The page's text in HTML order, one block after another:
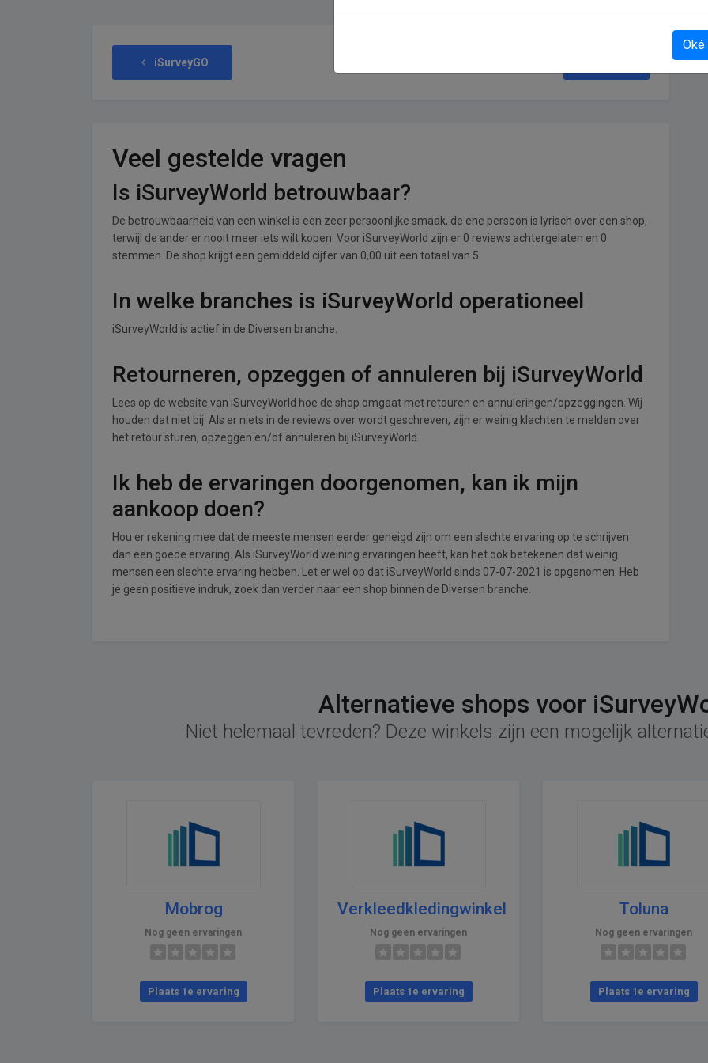
iSurveyGO
Veel gestelde vragen
Is iSurveyWorld betrouwbaar?
De betrouwbaarheid van een winkel is een zeer persoonlijke smaak, de ene persoon is lyrisch over een shop,
terwijl de ander er nooit meer iets wilt kopen. Voor iSurveyWorld zijn er 0 reviews achtergelaten en 0
stemmen. De shop krijgt een gemiddeld cijfer van 0,00 uit een totaal van 5.
In welke branches is iSurveyWorld operationeel
iSurveyWorld is actief in de Diversen branche.
Retourneren, opzeggen of annuleren bij iSurveyWorld
Lees op de website van iSurveyWorld hoe de shop omgaat met retouren en annuleringen/opzeggingen. Wij
houden dat niet bij. Als er niets in de reviews over wordt geschreven, zijn er weinig klachten te melden over
het retour sturen, opzeggen en/of annuleren bij iSurveyWorld.
Ik heb de ervaringen doorgenomen, kan ik mijn
aankoop doen?
Hou er rekening mee dat de meeste mensen eerder geneigd zijn om een slechte ervaring op te schrijven
dan een goede ervaring. Als iSurveyWorld weining ervaringen heeft, kan het ook betekenen dat weinig
mensen een slechte ervaring hebben. Let er wel op dat iSurveyWorld sinds 07-07-2021 is opgenomen. Heb
je geen positieve indruk, zoek dan verder naar een shop binnen de Diversen branche.
Alternatieve shops voor
Niet helemaal tevreden? Deze winkels zijn een mogelijk
Mobrog
Nog geen ervaringen
Plaats 1e ervaring
Verkleedkledingwinkel
Nog geen ervaringen
Plaats 1e ervaring
Toluna
Nog geen ervaringen
Plaats 1e ervaring
Oké